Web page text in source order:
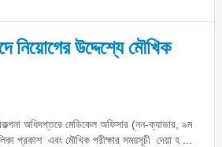
নিয়োগের উদ্দেশ্যে মৌখিক
অধিদপ্তরে মেডিকেল অফিসার (নন-ক্যাডার, ৯ম
প্রকাশ এবং মৌখিক পরীক্ষার সময়সূচী দেয়া হ ...